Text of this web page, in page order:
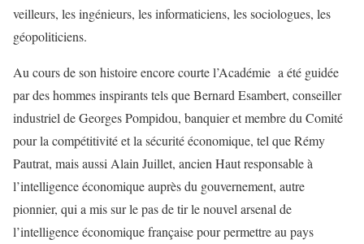
veilleurs, les ingénieurs, les informaticiens, les sociologues, les
géopoliticiens.
Au cours de son histoire encore courte l’Académie a été guidée
par des hommes inspirants tels que Bernard Esambert, conseiller
industriel de Georges Pompidou, banquier et membre du Comité
pour la compétitivité et la sécurité économique, tel que Rémy
Pautrat, mais aussi Alain Juillet, ancien Haut responsable à
l’intelligence économique auprès du gouvernement, autre
pionnier, qui a mis sur le pas de tir le nouvel arsenal de
l’intelligence économique française pour permettre au pays